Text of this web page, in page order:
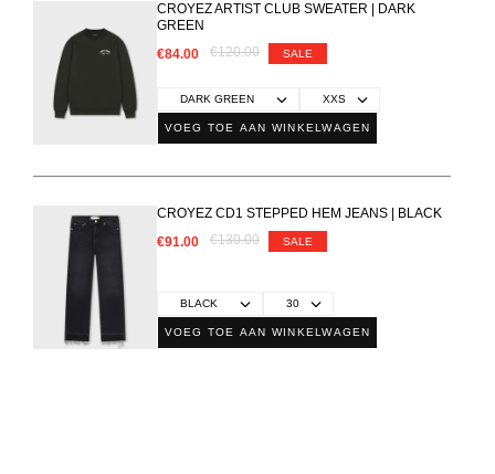
CROYEZ ARTIST CLUB SWEATER | DARK
GREEN
€84.00
€120.00 SALE
VOEG TOE AAN WINKELWAGEN
CROYEZ CD1 STEPPED HEM JEANS | BLACK
€91.00
€130.00 SALE
VOEG TOE AAN WINKELWAGEN